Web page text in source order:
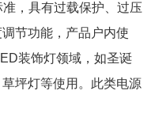
，具有过载保护、过压
节功能，产品户内使
装饰灯领域，如圣诞
坪灯等使用。此类电源